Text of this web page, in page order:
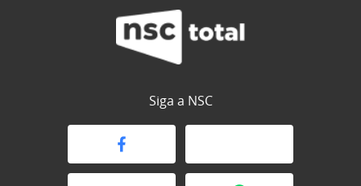
Siga a NSC